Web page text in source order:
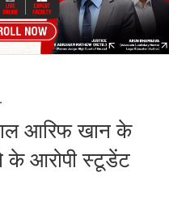
आरिफ खान के
के आरोपी स्टूडेंट